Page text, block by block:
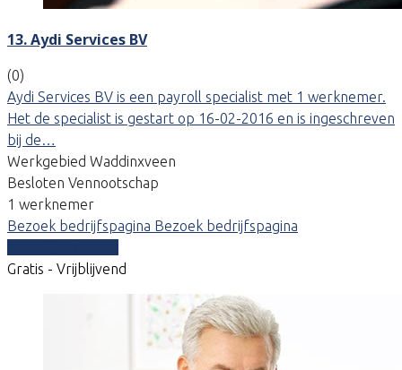
13. Aydi Services BV
(0)
Aydi Services BV is een payroll specialist met 1 werknemer.
Het de specialist is gestart op 16-02-2016 en is ingeschreven
bij de…
Werkgebied Waddinxveen
Besloten Vennootschap
1 werknemer
Bezoek bedrijfspagina Bezoek bedrijfspagina
Gratis - Vrijblijvend